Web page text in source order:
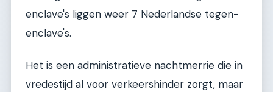
enclave's liggen weer 7 Nederlandse tegen-
enclave's.
Het is een administratieve nachtmerrie die in
vredestijd al voor verkeershinder zorgt, maar